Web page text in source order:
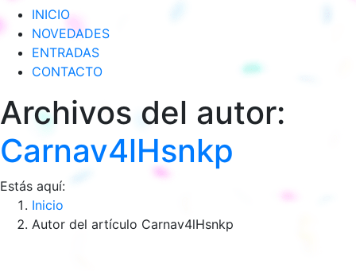
INICIO
NOVEDADES
ENTRADAS
CONTACTO
Archivos del autor:
Carnav4lHsnkp
Estás aquí:
Inicio
Autor del artículo Carnav4lHsnkp